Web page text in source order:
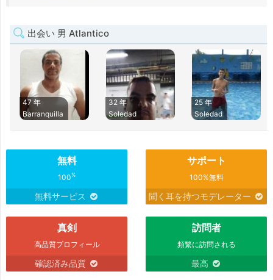
出会い 男 Atlantico
47 年
Barranquilla
32 年
Soledad
25 年
Soledad
無料
100%
無料サービス
サポート
100%無料
聞く耳を持つモデレーター
真剣
高品質プロフィール
確認済み品質
訪問者
頻繁に訪問される
最高